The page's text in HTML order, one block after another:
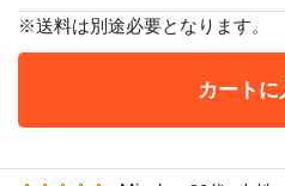
※送料は別途必要となります。